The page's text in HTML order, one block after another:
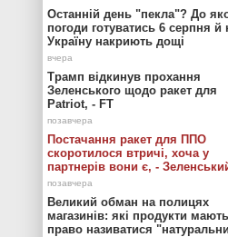
Останній день "пекла"? До
погоди готуватись 6 серпня й
Україну накриють дощі
Трамп відкинув прохання
Зеленського щодо ракет для
Patriot, - FT
Постачання ракет для ППО
скоротилося втричі, хоча у
партнерів вони є, -
Великий обман на полицях
магазинів: які продукти мають
право називатися